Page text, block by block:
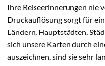
Ihre Reiseerinnerungen nie
Druckauflösung sorgt für
Ländern, Hauptstädten,
sich unsere Karten durch
auszeichnen, sind sie sehr